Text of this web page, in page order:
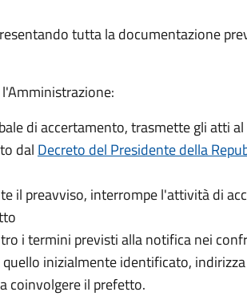
tutta la documentazione
di accertamento, trasmette gli atti
dal Decreto del Presidente della
il preavviso, interrompe l'attività di
i termini previsti alla notifica nei
inizialmente identificato,
coinvolgere il prefetto.